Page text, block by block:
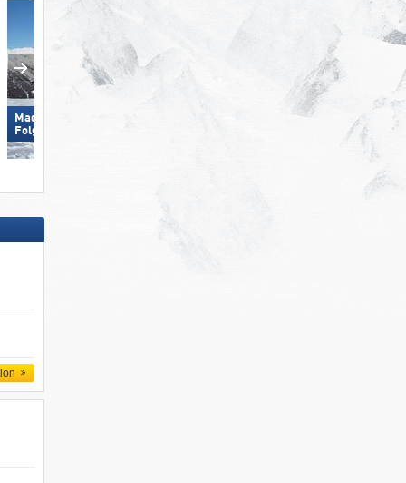
Madonna di Campiglio/​Pinzolo/​
Folgàrida/​Marilleva
Madonna di Campiglio/​Pinzolo/​